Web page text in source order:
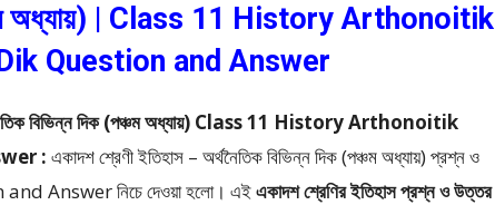
অধ্যায়) | Class 11 History Arthonoitik
Question and Answer
বিভিন্ন দিক (পঞ্চম অধ্যায়) Class 11 History Arthonoitik
: একাদশ শ্রেণী ইতিহাস – অর্থনৈতিক বিভিন্ন দিক (পঞ্চম অধ্যায়) প্রশ্ন ও
and Answerনিচে দেওয়া হলো। এইএকাদশ শ্রেণির ইতিহাস প্রশ্ন ও উত্তর